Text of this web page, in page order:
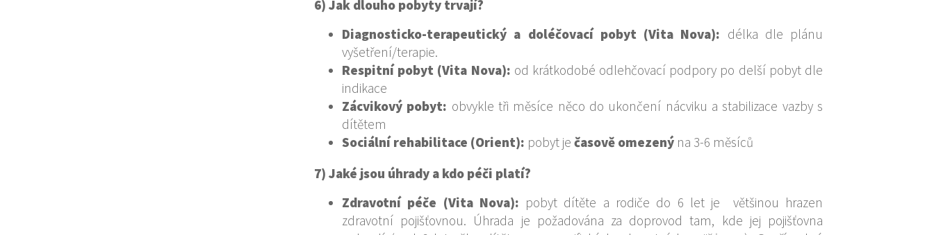
6) Jak dlouho pobyty trvají?
Diagnosticko-terapeutický a doléčovací pobyt (Vita Nova): délka dle plánu
vyšetření/terapie.
Respitní pobyt (Vita Nova): od krátkodobé odlehčovací podpory po delší pobyt dle
indikace
Zácvikový pobyt: obvykle tři měsíce něco do ukončení nácviku a stabilizace vazby s
dítětem
Sociální rehabilitace (Orient): pobyt je časově omezený na 3-6 měsíců
7) Jaké jsou úhrady a kdo péči platí?
Zdravotní péče (Vita Nova): pobyt dítěte a rodiče do 6 let je většinou hrazen
zdravotní pojišťovnou. Úhrada je požadována za doprovod tam, kde jej pojišťovna